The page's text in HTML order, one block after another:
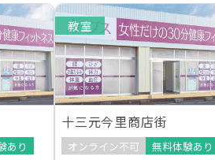
あり
教室
十三元今里商店街
オンライン不可
無料体験あり